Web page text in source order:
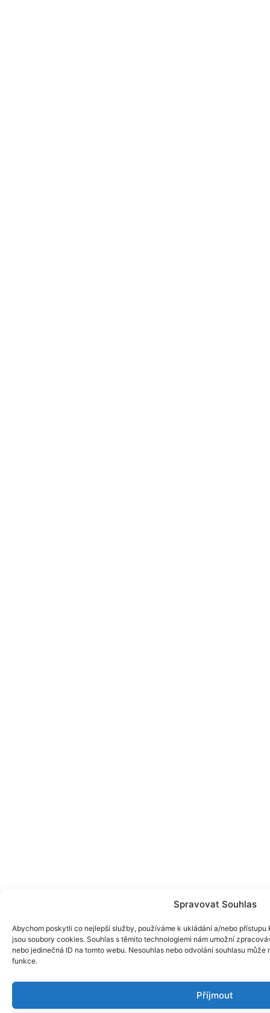
Spravovat Souhlas
Abychom poskytli co nejlepší služby, používáme k ukládání a/nebo
jsou soubory cookies. Souhlas s těmito technologiemi nám umožní
nebo jedinečná ID na tomto webu. Nesouhlas nebo odvolání souhlasu
funkce.
Příjmout